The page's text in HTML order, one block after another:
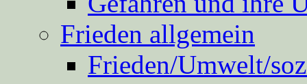
Frieden allgemein
Frieden/Umwelt/